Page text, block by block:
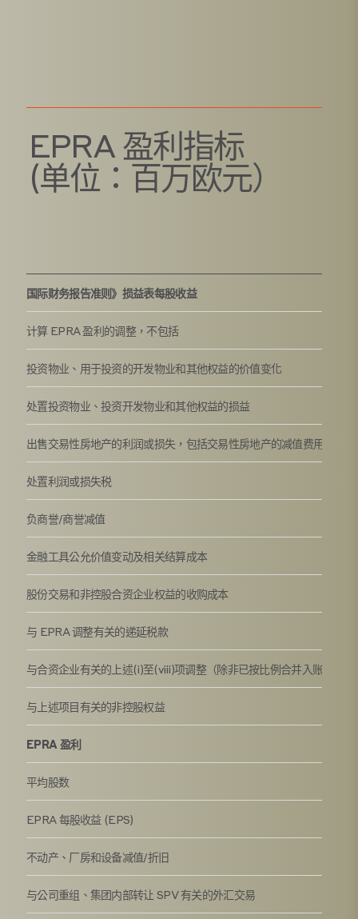
EPRA 盈利指标
(单位：百万欧元）
国际财务报告准则》损益表每股收益
计算 EPRA 盈利的调整，不包括
投资物业、用于投资的开发物业和其他权益的价值变化
处置投资物业、投资开发物业和其他权益的损益
出售交易性房地产的利润或损失，包括交易性房地产的减值费用。
处置利润或损失税
负商誉/商誉减值
金融工具公允价值变动及相关结算成本
股份交易和非控股合资企业权益的收购成本
与 EPRA 调整有关的递延税款
与合资企业有关的上述(i)至(viii)项调整（除非已按比例合并入账）
与上述项目有关的非控股权益
EPRA 盈利
平均股数
EPRA 每股收益 (EPS)
不动产、厂房和设备减值/折旧
与公司重组、集团内部转让 SPV 有关的外汇交易